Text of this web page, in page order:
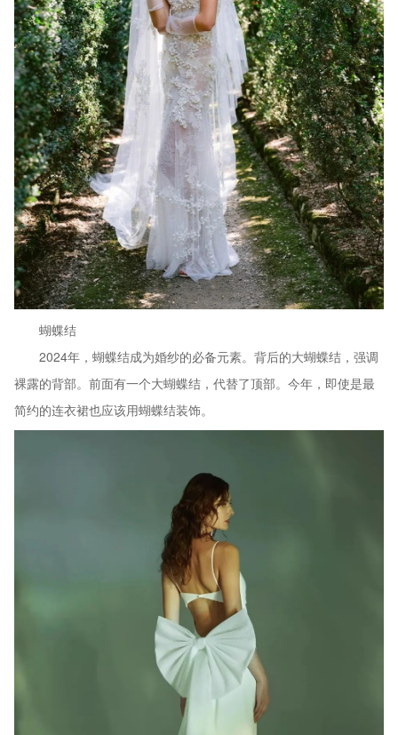
蝴蝶结
2024年，蝴蝶结成为婚纱的必备元素。背后的大蝴蝶结，强调
裸露的背部。前面有一个大蝴蝶结，代替了顶部。今年，即使是最
简约的连衣裙也应该用蝴蝶结装饰。